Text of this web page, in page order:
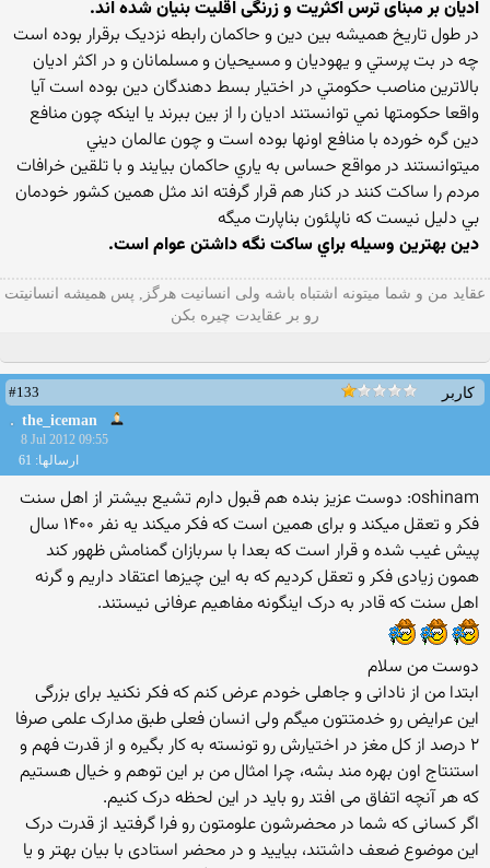
اديان بر مبناى ترس اکثريت و زرنگى اقليت بنيان شده اند.
در طول تاريخ هميشه بين دين و حاکمان رابطه نزديک برقرار بوده است
چه در بت پرستي و يهوديان و مسيحيان و مسلمانان و در اکثر اديان
بالاترين مناصب حکومتي در اختيار بسط دهندگان دين بوده است آيا
واقعا حکومتها نمي توانستند اديان را از بين ببرند يا اينکه چون منافع
دين گره خورده با منافع اونها بوده است و چون عالمان ديني
ميتوانستند در مواقع حساس به ياري حاکمان بيايند و با تلقين خرافات
مردم را ساکت کنند در کنار هم قرار گرفته اند مثل همین کشور خودمان
بي دليل نيست که ناپلئون بناپارت ميگه
دين بهترين وسيله براي ساکت نگه داشتن عوام است.
عقاید من و شما میتونه اشتباه باشه ولی انسانیت هرگز, پس همیشه انسانیتت
رو بر عقایدت چیره بکن
کاربر
#133
the_iceman
8 Jul 2012 09:55
ارسالها: 61
oshinam: دوست عزیز بنده هم قبول دارم تشیع بیشتر از اهل سنت
فکر و تعقل میکند و برای همین است که فکر میکند یه نفر ۱۴۰۰ سال
پیش غیب شده و قرار است که بعدا با سربازان گمنامش ظهور کند
همون زیادی فکر و تعقل کردیم که به این چیزها اعتقاد داریم و گرنه
اهل سنت که قادر به درک اینگونه مفاهیم عرفانی نیستند.
دوست من سلام
ابتدا من از نادانی و جاهلی خودم عرض کنم که فکر نکنید برای بزرگی
این عرایض رو خدمتتون میگم ولی انسان فعلی طبق مدارک علمی صرفا
۲ درصد از کل مغز در اختیارش رو تونسته به کار بگیره و از قدرت فهم و
استنتاج اون بهره مند بشه، چرا امثال من بر این توهم و خیال هستیم
که هر آنچه اتفاق می افتد رو باید در این لحظه درک کنیم.
اگر کسانی که شما در محضرشون علومتون رو فرا گرفتید از قدرت درک
این موضوع ضعف داشتند، بیایید و در محضر استادی با بیان بهتر و یا